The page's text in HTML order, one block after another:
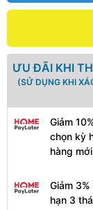
ƯU ĐÃI KHI
(SỬ DỤNG KHI
Giảm
chọn kỳ
hàng mới
Giảm
hạn 3